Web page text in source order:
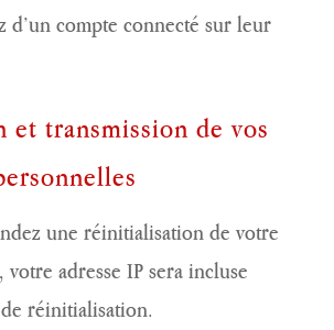
d’un compte connecté sur leur
et transmission de vos
une réinitialisation de votre
votre adresse IP sera incluse
réinitialisation.